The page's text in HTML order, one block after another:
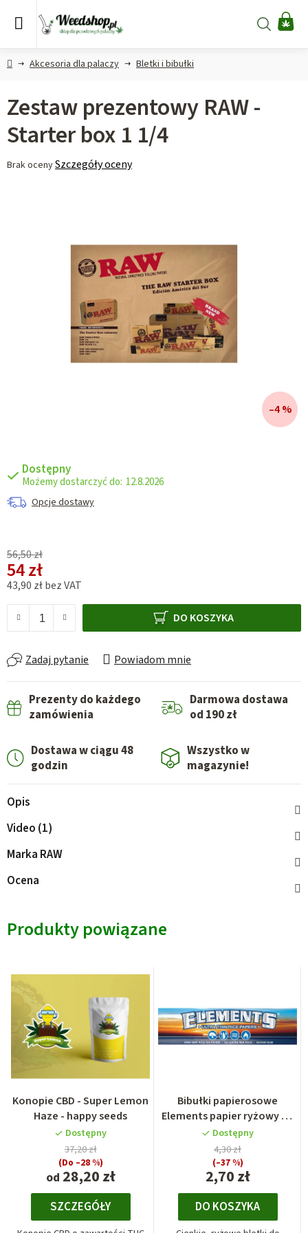
Szukaj
HomeAkcesoria dla palaczy Bletki i bibułki
Dostępny
12.8.2026
Opcje dostawy
56,50 zł
54 zł
43,90 zł bez VAT
DO KOSZYKA
Zadaj pytanie Powiadom mnie
Zestaw prezentowy RAW -
Starter box 1 1/4
Średnia
Brak ocenySzczegóły oceny
–4 %
Prezenty do każdego
zamówienia
Darmowa dostawa
od 190 zł
Dostawa w ciągu 48
godzin
Wszystko w
magazynie!
Opis
Video (1)
Marka RAW
Ocena
Produkty powiązane
Konopie CBD - Super Lemon
Haze - happy seeds
Dostępny
od 28,20 zł
37,20 zł
(Do –28 %)
SZCZEGÓŁY
Bibułki papierosowe
Elements papier ryżowy KS
slim
Dostępny
2,70 zł
4,30 zł
(–37 %)
DO KOSZYKA